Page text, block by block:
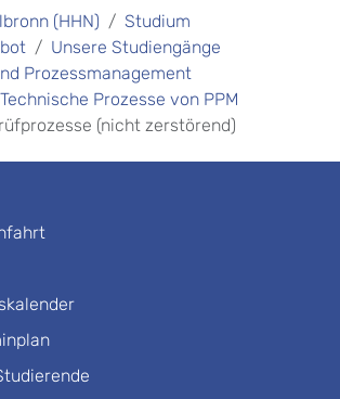
(HHN)
Studium
Unsere Studiengänge
Prozessmanagement
Prozesse von PPM
(nicht zerstörend)